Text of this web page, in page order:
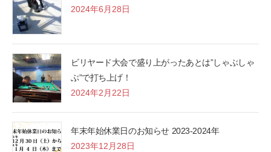
2024年6月28日
ビリヤード大会で盛り上がったあとは”しゃぶしゃ
ぶ”で打ち上げ！
2024年2月22日
年末年始休業日のお知らせ 2023-2024年
2023年12月28日